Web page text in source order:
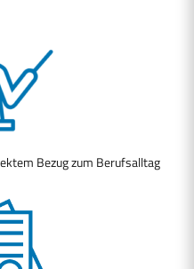
Bezug zum Berufsalltag